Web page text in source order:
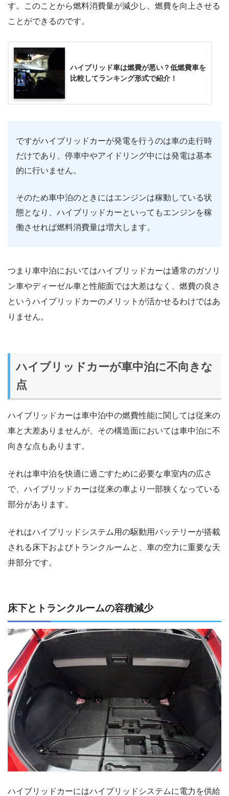
す。このことから燃料消費量が減少し、燃費を向上させる
ことができるのです。
ハイブリッド車は燃費が悪い？低燃費車を
比較してランキング形式で紹介！
ですがハイブリッドカーが発電を行うのは車の走行時
だけであり、停車中やアイドリング中には発電は基本
的に行いません。
そのため車中泊のときにはエンジンは稼動している状
態となり、ハイブリッドカーといってもエンジンを稼
働させれば燃料消費量は増大します。
つまり車中泊においてはハイブリッドカーは通常のガソリ
ン車やディーゼル車と性能面では大差はなく、燃費の良さ
というハイブリッドカーのメリットが活かせるわけではあ
りません。
ハイブリッドカーが車中泊に不向きな
点
ハイブリッドカーは車中泊中の燃費性能に関しては従来の
車と大差ありませんが、その構造面においては車中泊に不
向きな点もあります。
それは車中泊を快適に過ごすために必要な車室内の広さ
で、ハイブリッドカーは従来の車より一部狭くなっている
部分があります。
それはハイブリッドシステム用の駆動用バッテリーが搭載
される床下およびトランクルームと、車の空力に重要な天
井部分です。
床下とトランクルームの容積減少
ハイブリッドカーにはハイブリッドシステムに電力を供給